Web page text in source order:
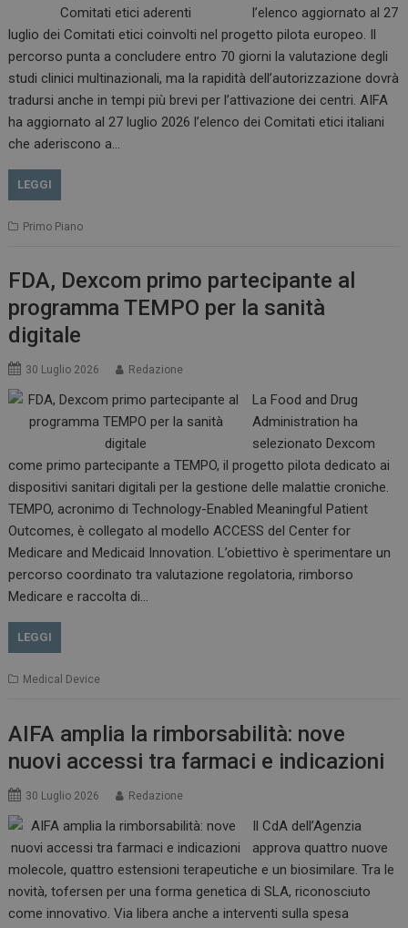
l’elenco aggiornato al 27
luglio dei Comitati etici coinvolti nel progetto pilota europeo. Il
percorso punta a concludere entro 70 giorni la valutazione degli
studi clinici multinazionali, ma la rapidità dell’autorizzazione dovrà
tradursi anche in tempi più brevi per l’attivazione dei centri. AIFA
ha aggiornato al 27 luglio 2026 l’elenco dei Comitati etici italiani
che aderiscono a…
LEGGI
Primo Piano
FDA, Dexcom primo partecipante al
programma TEMPO per la sanità
digitale
30 Luglio 2026 Redazione
La Food and Drug
Administration ha
selezionato Dexcom
come primo partecipante a TEMPO, il progetto pilota dedicato ai
dispositivi sanitari digitali per la gestione delle malattie croniche.
TEMPO, acronimo di Technology-Enabled Meaningful Patient
Outcomes, è collegato al modello ACCESS del Center for
Medicare and Medicaid Innovation. L’obiettivo è sperimentare un
percorso coordinato tra valutazione regolatoria, rimborso
Medicare e raccolta di…
LEGGI
Medical Device
AIFA amplia la rimborsabilità: nove
nuovi accessi tra farmaci e indicazioni
30 Luglio 2026 Redazione
Il CdA dell’Agenzia
approva quattro nuove
molecole, quattro estensioni terapeutiche e un biosimilare. Tra le
novità, tofersen per una forma genetica di SLA, riconosciuto
come innovativo. Via libera anche a interventi sulla spesa
NOME FORNITORE / DOMINIO
__Secure-ROLLOUT_TOKEN
.youtube.com
__Secure-YNID
VISITOR_PRIVACY_METADATA
Google LLC
.youtube.com